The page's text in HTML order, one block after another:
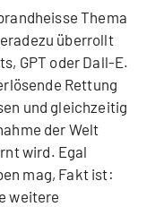
Thema
überrollt
GPT oder Dall-E.
Rettung
und gleichzeitig
der Welt
wird. Egal
mag, Fakt ist:
weitere